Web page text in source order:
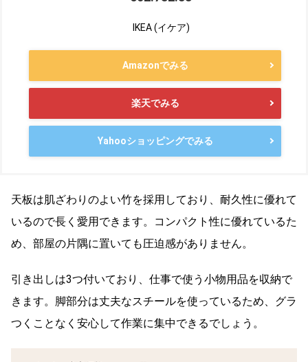
IKEA (イケア)
Amazonでみる
楽天でみる
Yahooショッピングでみる
天板は肌ざわりのよい竹を採用しており、耐久性に優れて
いるので長く愛用できます。コンパクト性に優れているた
め、部屋の片隅に置いても圧迫感がありません。
引き出しは3つ付いており、仕事で使う小物用品を収納で
きます。脚部分は丈夫なスチールを使っているため、グラ
つくことなく安心して作業に集中できるでしょう。